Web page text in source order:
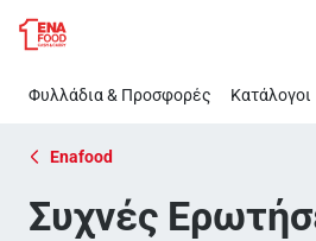
Παράλειψη
Συχνές
Ερωτήσεις
Φυλλάδια & Προσφορές Κατάλογοι
Enafood
Συχνές